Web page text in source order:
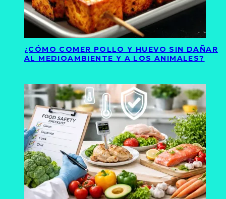
¿CÓMO COMER POLLO Y HUEVO SIN DAÑAR
AL MEDIOAMBIENTE Y A LOS ANIMALES?